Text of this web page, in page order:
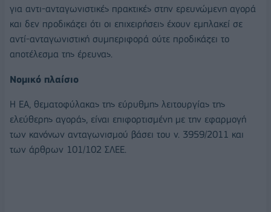
για αντι-ανταγωνιστικές πρακτικές στην ερευνώμενη αγορά
και δεν προδικάζει ότι οι επιχειρήσεις έχουν εμπλακεί σε
αντί-ανταγωνιστική συμπεριφορά ούτε προδικάζει το
αποτέλεσμα της έρευνας.
Νομικό πλαίσιο
Η ΕΑ, θεματοφύλακας της εύρυθμης λειτουργίας της
ελεύθερης αγοράς, είναι επιφορτισμένη με την εφαρμογή
των κανόνων ανταγωνισμού βάσει του ν. 3959/2011 και
των άρθρων 101/102 ΣΛΕΕ.